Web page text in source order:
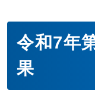
令和7年
果